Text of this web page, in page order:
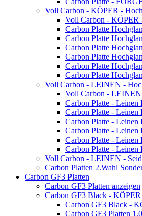
Voll Carbon - KÖPER -
Voll Carbon - KÖPER
Carbon Platte
Carbon Platte
Carbon Platte
Carbon Platte
Carbon Platte
Carbon Platte
Voll Carbon - LEINEN -
Voll Carbon - LEINEN
Carbon Platte - Leinen
Carbon Platte - Leinen
Carbon Platte - Leinen
Carbon Platte - Leinen
Carbon Platte - Leinen
Carbon Platte - Leinen
Voll Carbon - LEINEN -
Carbon Platten 2.Wahl
Carbon GF3 Platten
Carbon GF3 Platten anzeigen
Carbon GF3 Black - KÖPER
Carbon GF3 Black -
Carbon GF3 Platten